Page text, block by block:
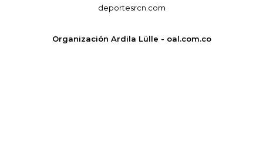
deportesrcn.com
Organización Ardila Lülle - oal.com.co